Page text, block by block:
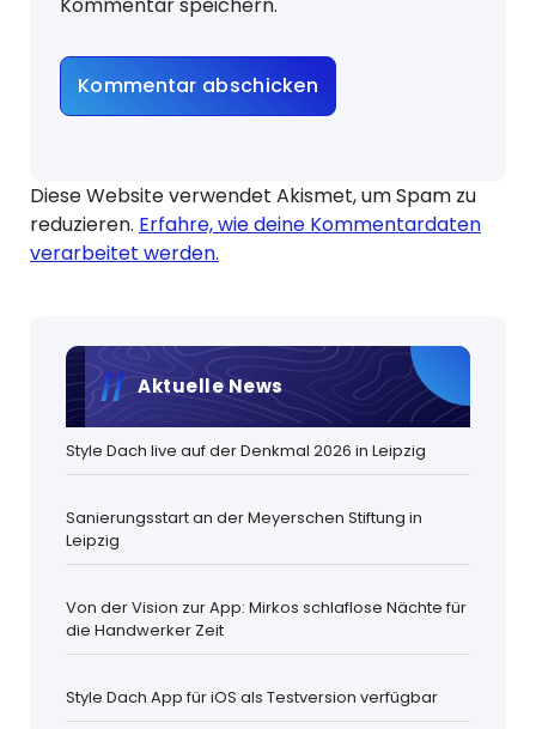
Diese Website verwendet Akismet, um Spam zu
reduzieren. Erfahre, wie deine Kommentardaten
verarbeitet werden.
Aktuelle News
Style Dach live auf der Denkmal 2026 in Leipzig
Sanierungsstart an der Meyerschen Stiftung in
Leipzig
Von der Vision zur App: Mirkos schlaflose Nächte für
die Handwerker Zeit
Style Dach App für iOS als Testversion verfügbar